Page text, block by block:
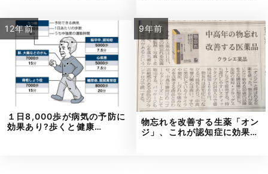
12年前
１日8,000歩が病気の予防に
効果あり?歩くと健康…
9年前
物忘れを改善する生薬「オン
ジ」、これが認知症に効果…